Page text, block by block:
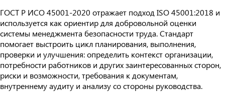
ГОСТ Р ИСО 45001-2020 отражает подход ISO 45001:2018 и
используется как ориентир для добровольной оценки
системы менеджмента безопасности труда. Стандарт
помогает выстроить цикл планирования, выполнения,
проверки и улучшения: определить контекст организации,
потребности работников и других заинтересованных сторон,
риски и возможности, требования к документам,
внутреннему аудиту и анализу со стороны руководства.